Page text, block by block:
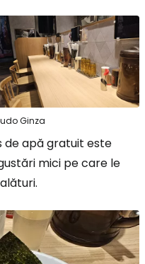
Ginza
de apă gratuit este
mici pe care le